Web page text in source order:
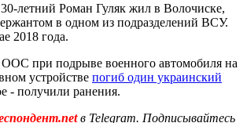
летний Роман Гуляк жил в Волочиске,
в одном из подразделений ВСУ.
2018 года.
при подрыве военного автомобиля на
устройстве погиб один украинский
- получили ранения.
в Telegram. Подписывайтесь